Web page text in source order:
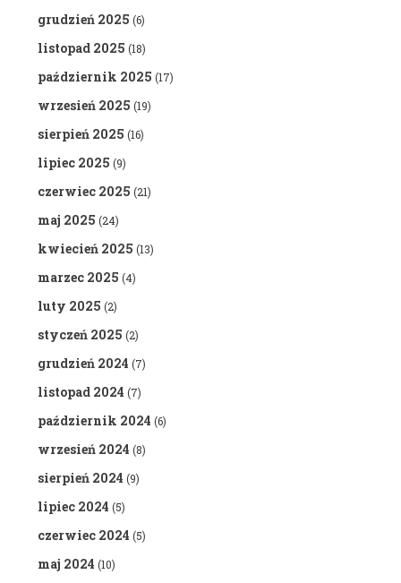
grudzień 2025 (6)
listopad 2025 (18)
październik 2025 (17)
wrzesień 2025 (19)
sierpień 2025 (16)
lipiec 2025 (9)
czerwiec 2025 (21)
maj 2025 (24)
kwiecień 2025 (13)
marzec 2025 (4)
luty 2025 (2)
styczeń 2025 (2)
grudzień 2024 (7)
listopad 2024 (7)
październik 2024 (6)
wrzesień 2024 (8)
sierpień 2024 (9)
lipiec 2024 (5)
czerwiec 2024 (5)
maj 2024 (10)